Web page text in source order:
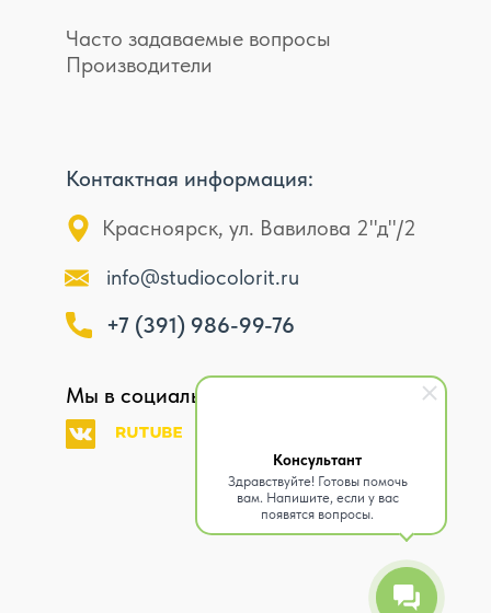
Консультант
Здравствуйте! Готовы помочь
вам. Напишите, если у вас
появятся вопросы.
Часто задаваемые вопросы
Производители
Контактная информация:
Красноярск, ул. Вавилова 2"д"/2
info@studiocolorit.ru
+7 (391) 986-99-76
Мы в социальных сетях: